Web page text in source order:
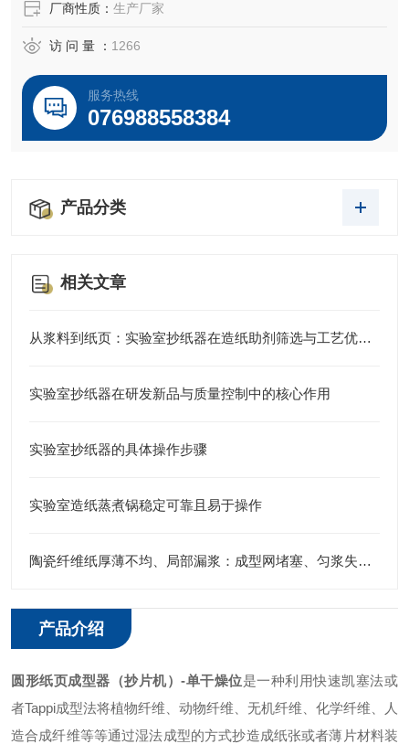
厂商性质： 生产厂家
访 问 量 ： 1266
服务热线
076988558384
产品分类
相关文章
从浆料到纸页：实验室抄纸器在造纸助剂筛选与工艺优化中的实战应用
实验室抄纸器在研发新品与质量控制中的核心作用
实验室抄纸器的具体操作步骤
实验室造纸蒸煮锅稳定可靠且易于操作
陶瓷纤维纸厚薄不均、局部漏浆：成型网堵塞、匀浆失效故障排查修复
产品介绍
圆形纸页成型器（抄片机）-单干燥位是一种利用快速凯塞法或
者Tappi成型法将植物纤维、动物纤维、无机纤维、化学纤维、人
造合成纤维等等通过湿法成型的方式抄造成纸张或者薄片材料装